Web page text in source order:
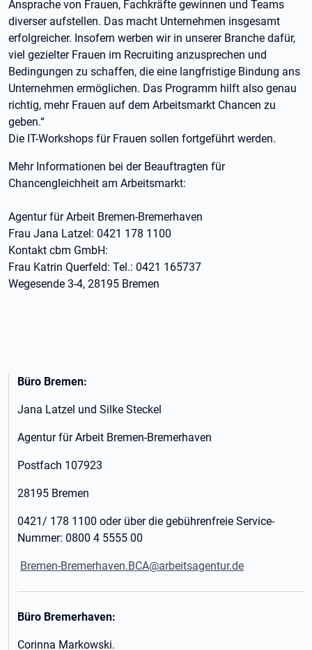
Ansprache von Frauen, Fachkräfte gewinnen und Teams
diverser aufstellen. Das macht Unternehmen insgesamt
erfolgreicher. Insofern werben wir in unserer Branche dafür,
viel gezielter Frauen im Recruiting anzusprechen und
Bedingungen zu schaffen, die eine langfristige Bindung ans
Unternehmen ermöglichen. Das Programm hilft also genau
richtig, mehr Frauen auf dem Arbeitsmarkt Chancen zu
geben.“
Die IT-Workshops für Frauen sollen fortgeführt werden.
Mehr Informationen bei der Beauftragten für
Chancengleichheit am Arbeitsmarkt:
Agentur für Arbeit Bremen-Bremerhaven
Frau Jana Latzel: 0421 178 1100
Kontakt cbm GmbH:
Frau Katrin Querfeld: Tel.: 0421 165737
Wegesende 3-4, 28195 Bremen
Büro Bremen:
Jana Latzel und Silke Steckel
Agentur für Arbeit Bremen-Bremerhaven
Postfach 107923
28195 Bremen
0421/ 178 1100 oder über die gebührenfreie Service-
Nummer: 0800 4 5555 00
Bremen-Bremerhaven.BCA@arbeitsagentur.de
Büro Bremerhaven:
Corinna Markowski.